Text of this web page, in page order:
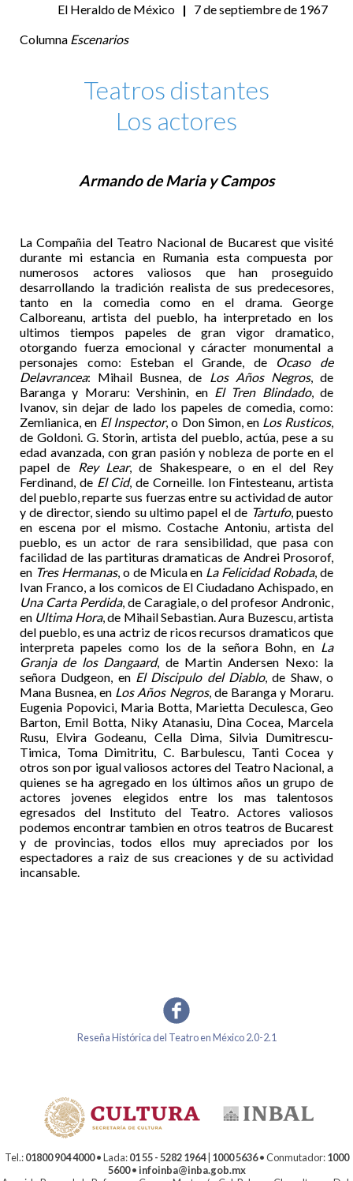
El Heraldo de México |
7 de septiembre de 1967
Columna Escenarios
Teatros distantes
Los actores
Armando de Maria y Campos
La Compañia del Teatro Nacional de Bucarest que visité
durante mi estancia en Rumania esta compuesta por
numerosos actores valiosos que han proseguido
desarrollando la tradición realista de sus predecesores,
tanto en la comedia como en el drama. George
Calboreanu, artista del pueblo, ha interpretado en los
ultimos tiempos papeles de gran vigor dramatico,
otorgando fuerza emocional y cáracter monumental a
personajes como: Esteban el Grande, de Ocaso de
Delavrancea: Mihail Busnea, de Los Años Negros, de
Baranga y Moraru: Vershinin, en El Tren Blindado, de
Ivanov, sin dejar de lado los papeles de comedia, como:
Zemlianica, en El Inspector, o Don Simon, en Los Rusticos,
de Goldoni. G. Storin, artista del pueblo, actúa, pese a su
edad avanzada, con gran pasión y nobleza de porte en el
papel de
Rey Lear, de Shakespeare, o en el del Rey
Ferdinand, de El Cid, de Corneille. Ion Fintesteanu, artista
del pueblo, reparte sus fuerzas entre su actividad de autor
y de director, siendo su ultimo papel el de Tartufo, puesto
en escena por el mismo. Costache Antoniu, artista del
pueblo, es un actor de rara sensibilidad, que pasa con
facilidad de las partituras dramaticas de Andrei Prosorof,
en Tres Hermanas, o de Micula en La Felicidad Robada, de
Ivan Franco, a los comicos de El Ciudadano Achispado, en
Una Carta Perdida, de Caragiale, o del profesor Andronic,
en Ultima Hora, de Mihail Sebastian. Aura Buzescu, artista
del pueblo, es una actriz de ricos recursos dramaticos que
interpreta papeles como los de la señora Bohn, en La
Granja de los Dangaard, de Martin Andersen Nexo: la
señora Dudgeon, en El Discipulo del Diablo, de Shaw, o
Mana Busnea, en Los Años Negros, de Baranga y Moraru.
Eugenia Popovici, Maria Botta, Marietta Deculesca, Geo
Barton, Emil Botta, Niky Atanasiu, Dina Cocea, Marcela
Rusu, Elvira Godeanu, Cella Dima, Silvia Dumitrescu-
Timica, Toma Dimitritu, C. Barbulescu, Tanti Cocea y
otros son por igual valiosos actores del Teatro Nacional, a
quienes se ha agregado en los últimos años un grupo de
actores jovenes elegidos entre los mas talentosos
egresados del Instituto del Teatro. Actores valiosos
podemos encontrar tambien en otros teatros de Bucarest
y de provincias, todos ellos muy apreciados por los
espectadores a raiz de sus creaciones y de su actividad
incansable.
Reseña Histórica del Teatro en México 2.0-2.1
Tel.:01800 904 4000• Lada:01 55 - 5282 1964| 1000 5636• Conmutador:1000
5600•infoinba@inba.gob.mx